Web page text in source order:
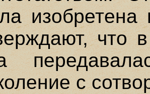
изобретена
что
с